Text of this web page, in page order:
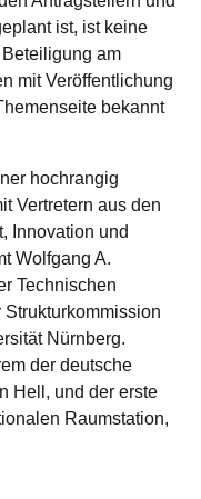
ist, ist keine
am
mit Veröffentlichung
bekannt
hochrangig
Vertretern aus den
Innovation und
Wolfgang A.
Technischen
Nürnberg.
der deutsche
Hell, und der erste
Raumstation,